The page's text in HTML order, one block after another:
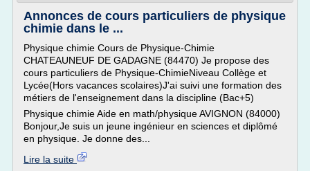
Annonces de cours particuliers de physique
chimie dans le ...
Physique chimie Cours de Physique-Chimie
CHATEAUNEUF DE GADAGNE (84470) Je propose des
cours particuliers de Physique-ChimieNiveau Collège et
Lycée(Hors vacances scolaires)J'ai suivi une formation des
métiers de l'enseignement dans la discipline (Bac+5)
Physique chimie Aide en math/physique AVIGNON (84000)
Bonjour,Je suis un jeune ingénieur en sciences et diplômé
en physique. Je donne des...
Lire la suite